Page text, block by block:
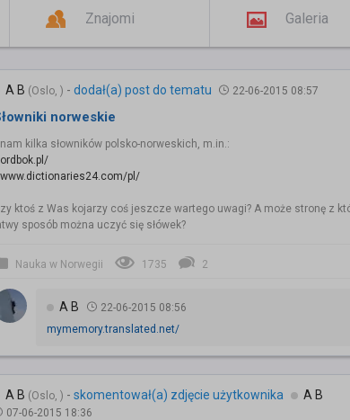
Znajomi Galeria
A B (Oslo, ) - dodał(a) post do tematu 22-06-2015 08:57
norweskie
kilka słowników polsko-norweskich, m.in.:
ordbok.pl/
www.dictionaries24.com/pl/
ktoś z Was kojarzy coś jeszcze wartego uwagi? A może stronę z
sposób można uczyć się słówek?
Nauka w Norwegii 1735 2
A B
22-06-2015 08:56
mymemory.translated.net/
A B (Oslo, ) - skomentował(a) zdjęcie użytkownika A B
07-06-2015 18:36